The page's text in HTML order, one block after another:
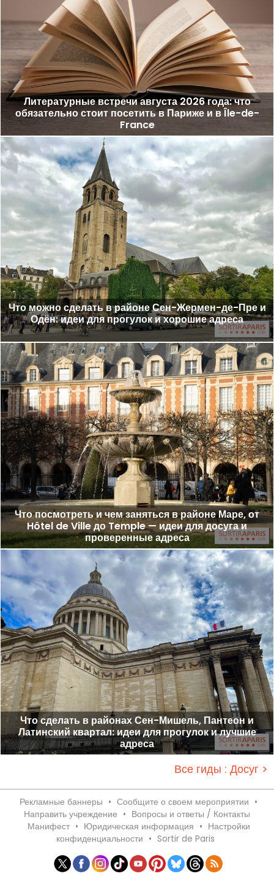
Литературные встречи августа 2026 года: что
обязательно стоит посетить в Париже и в Île-de-
France
Что можно сделать в районе Сен-Жермен-де-Пре и
Одён: идеи для прогулок и хорошие адреса
Что посмотреть и чем заняться в районе Маре, от
Hôtel de Ville до Temple — идеи для досуга и
проверенные адреса
Что сделать в районах Сен-Мишель, Пантеон и
Латинский квартал: идеи для прогулок и лучшие
адреса
Все гиды : Досуг >
Рекламные баннеры • Сообщите о своем мероприятии •
Направить учреждение • Вопросы и ответы / Контакты
Манифест • Юридическая информация • Настройки
конфиденциальности • Sortir de Paris